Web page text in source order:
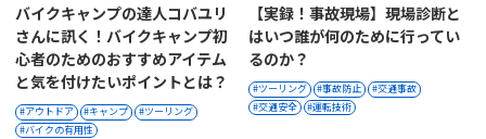
バイクキャンプの達人コバユリ
さんに訊く！バイクキャンプ初
心者のためのおすすめアイテム
と気を付けたいポイントとは？
アウトドア キャンプ
ツーリング
バイクの有用性
【実録！事故現場】現場診断と
はいつ誰が何のために行ってい
るのか？
ツーリング 事故防止
交通事故
交通安全
運転技術